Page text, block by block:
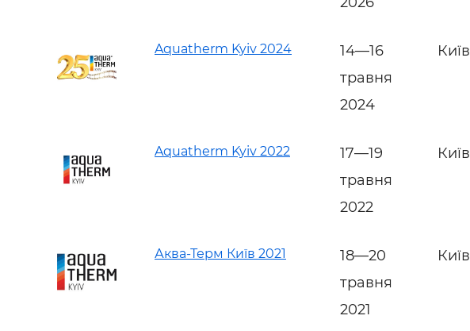
Aquatherm Kyiv 2024
14—16
травня
2024
Київ
Aquatherm Kyiv 2022
17—19
травня
2022
Київ
Аква-Терм Київ 2021
18—20
травня
2021
Київ